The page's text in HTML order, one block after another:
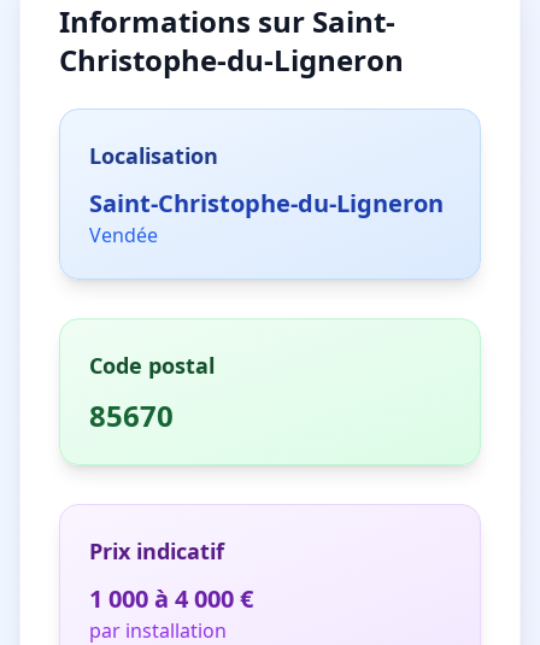
Informations sur Saint-
Christophe-du-Ligneron
Localisation
Saint-Christophe-du-Ligneron
Vendée
Code postal
85670
Prix indicatif
1 000 à 4 000 €
par installation